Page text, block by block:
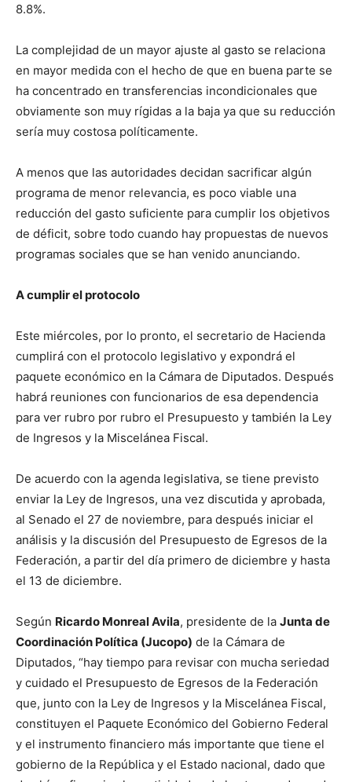
8.8%.
La complejidad de un mayor ajuste al gasto se relaciona
en mayor medida con el hecho de que en buena parte se
ha concentrado en transferencias incondicionales que
obviamente son muy rígidas a la baja ya que su reducción
sería muy costosa políticamente.
A menos que las autoridades decidan sacrificar algún
programa de menor relevancia, es poco viable una
reducción del gasto suficiente para cumplir los objetivos
de déficit, sobre todo cuando hay propuestas de nuevos
programas sociales que se han venido anunciando.
A cumplir el protocolo
Este miércoles, por lo pronto, el secretario de Hacienda
cumplirá con el protocolo legislativo y expondrá el
paquete económico en la Cámara de Diputados. Después
habrá reuniones con funcionarios de esa dependencia
para ver rubro por rubro el Presupuesto y también la Ley
de Ingresos y la Miscelánea Fiscal.
De acuerdo con la agenda legislativa, se tiene previsto
enviar la Ley de Ingresos, una vez discutida y aprobada,
al Senado el 27 de noviembre, para después iniciar el
análisis y la discusión del Presupuesto de Egresos de la
Federación, a partir del día primero de diciembre y hasta
el 13 de diciembre.
Según Ricardo Monreal Avila, presidente de la Junta de
Coordinación Política (Jucopo) de la Cámara de
Diputados, “hay tiempo para revisar con mucha seriedad
y cuidado el Presupuesto de Egresos de la Federación
que, junto con la Ley de Ingresos y la Miscelánea Fiscal,
constituyen el Paquete Económico del Gobierno Federal
y el instrumento financiero más importante que tiene el
gobierno de la República y el Estado nacional, dado que